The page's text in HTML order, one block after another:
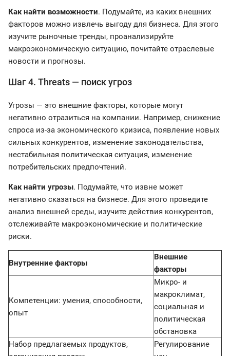
Как найти возможности. Подумайте, из каких внешних
факторов можно извлечь выгоду для бизнеса. Для этого
изучите рыночные тренды, проанализируйте
макроэкономическую ситуацию, почитайте отраслевые
новости и прогнозы.
Шаг 4. Threats — поиск угроз
Угрозы — это внешние факторы, которые могут
негативно отразиться на компании. Например, снижение
спроса из-за экономического кризиса, появление новых
сильных конкурентов, изменение законодательства,
нестабильная политическая ситуация, изменение
потребительских предпочтений.
Как найти угрозы. Подумайте, что извне может
негативно сказаться на бизнесе. Для этого проведите
анализ внешней среды, изучите действия конкурентов,
отслеживайте макроэкономические и политические
риски.
Внутренние факторы
Внешние
факторы
Компетенции: умения, способности,
опыт
Микро- и
макроклимат,
социальная и
политическая
обстановка
Набор предлагаемых продуктов,
Регулирование